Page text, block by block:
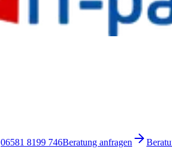
06581 8199 746Beratung anfragen